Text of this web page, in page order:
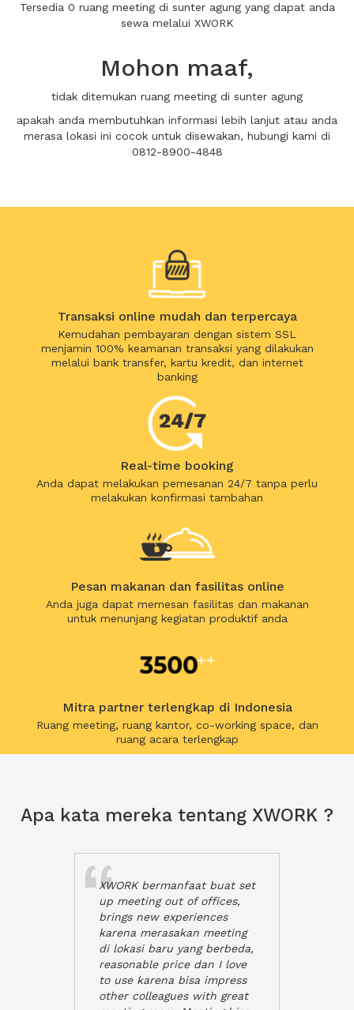
Tersedia 0 ruang meeting di sunter agung yang dapat anda
sewa melalui XWORK
Mohon maaf,
tidak ditemukan ruang meeting di sunter agung
apakah anda membutuhkan informasi lebih lanjut atau anda
merasa lokasi ini cocok untuk disewakan, hubungi kami di
0812-8900-4848
Transaksi online mudah dan terpercaya
Kemudahan pembayaran dengan sistem SSL
menjamin 100% keamanan transaksi yang dilakukan
melalui bank transfer, kartu kredit, dan internet
banking
Real-time booking
Anda dapat melakukan pemesanan 24/7 tanpa perlu
melakukan konfirmasi tambahan
Pesan makanan dan fasilitas online
Anda juga dapat memesan fasilitas dan makanan
untuk menunjang kegiatan produktif anda
Mitra partner terlengkap di Indonesia
Ruang meeting, ruang kantor, co-working space, dan
ruang acara terlengkap
Apa kata mereka tentang XWORK ?
XWORK bermanfaat buat set
up meeting out of offices,
brings new experiences
karena merasakan meeting
di lokasi baru yang berbeda,
reasonable price dan I love
to use karena bisa impress
other colleagues with great